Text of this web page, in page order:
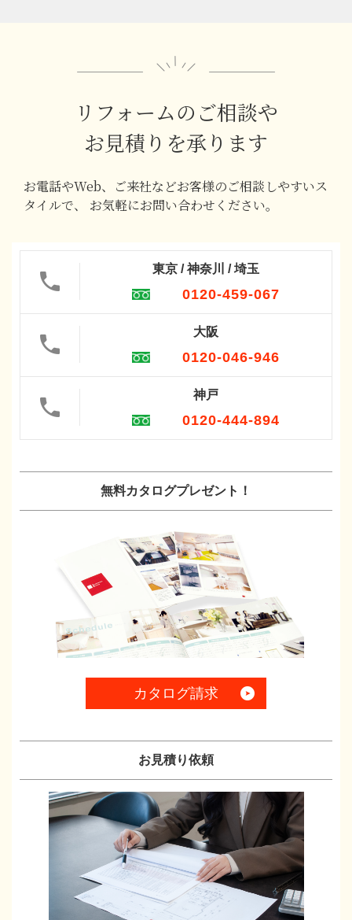
リフォームのご相談や
お見積りを承ります
お電話やWeb、ご来社などお客様のご相談しやすいス
タイルで、
お気軽にお問い合わせください。
東京 / 神奈川 / 埼玉
0120-459-067
大阪
0120-046-946
神戸
0120-444-894
無料カタログプレゼント！
カタログ請求
お見積り依頼